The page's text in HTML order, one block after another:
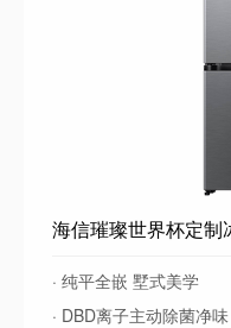
· 纯平全嵌 墅式美学
· DBD离子主动除菌净味